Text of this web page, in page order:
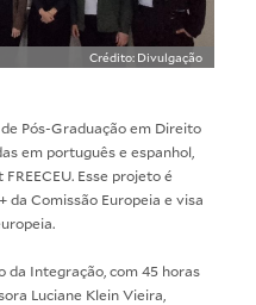
Crédito: Divulgação
Pós-Graduação em Direito
em português e espanhol,
Esse projeto é
da Comissão Europeia e visa
da Integração, com 45 horas
Luciane Klein Vieira,